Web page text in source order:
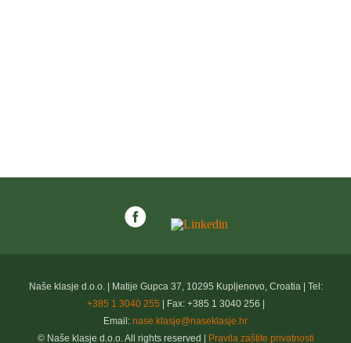
Naše klasje d.o.o. | Matije Gupca 37, 10295 Kupljenovo, Croatia | Tel:
+385 1 3040 255 | Fax: +385 1 3040 256 |
Email: nase.klasje@naseklasje.hr
© Naše klasje d.o.o. All rights reserved | Pravila zaštite privatnosti